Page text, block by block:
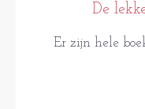
De
Er zijn hele